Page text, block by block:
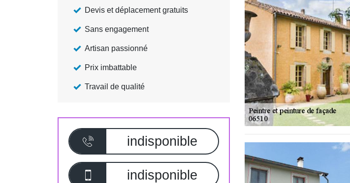
Devis et déplacement gratuits
Sans engagement
Artisan passionné
Prix imbattable
Travail de qualité
indisponible
indisponible